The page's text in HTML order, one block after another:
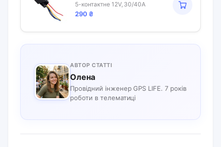
5-контактне 12V, 30/40A
290 ₴
АВТОР СТАТТІ
Олена
Провідний інженер GPS LIFE. 7 років
роботи в телематиці